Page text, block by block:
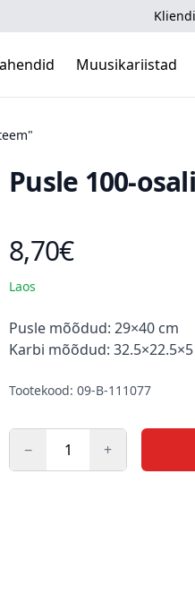
Muusikariistad
Pusle 100-
Toote hind
8,70€
Laos
Kirjeldus
Pusle mõõdud: 29×40 cm
Karbi mõõdud:
Tootekood: 09-B-111077
− +